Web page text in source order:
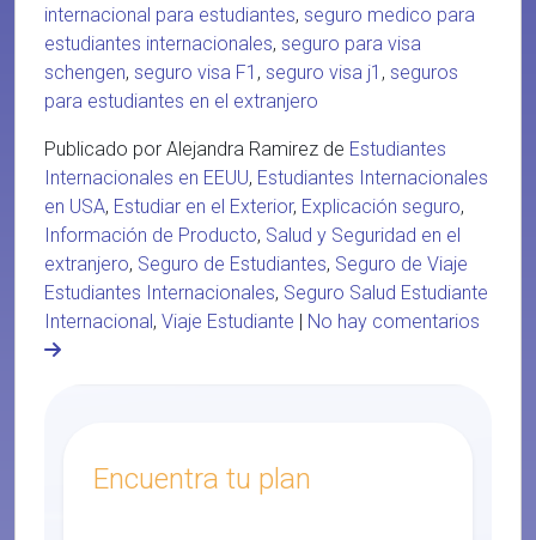
internacional para estudiantes, seguro medico para
estudiantes internacionales, seguro para visa
schengen, seguro visa F1 , seguro visa j1 , seguros
para estudiantes en el extranjero
Publicado por Alejandra Ramirez de Estudiantes
Internacionales en EEUU, Estudiantes Internacionales
en USA, Estudiar en el Exterior, Explicación seguro,
Información de Producto, Salud y Seguridad en el
extranjero, Seguro de Estudiantes, Seguro de Viaje
Estudiantes Internacionales, Seguro Salud Estudiante
Internacional, Viaje Estudiante | No hay comentarios
Encuentra tu plan